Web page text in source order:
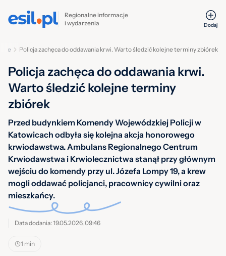
Regionalne informacje
i wydarzenia
Dodaj
Policja zachęca do oddawania krwi. Warto śledzić kolejne terminy zbiórek
Policja zachęca do oddawania krwi.
Warto śledzić kolejne terminy
zbiórek
Przed budynkiem Komendy Wojewódzkiej Policji w
Katowicach odbyła się kolejna akcja honorowego
krwiodawstwa. Ambulans Regionalnego Centrum
Krwiodawstwa i Krwiolecznictwa stanął przy głównym
wejściu do komendy przy ul. Józefa Lompy 19, a krew
mogli oddawać policjanci, pracownicy cywilni oraz
mieszkańcy.
Data dodania: 19.05.2026, 09:46
1 min